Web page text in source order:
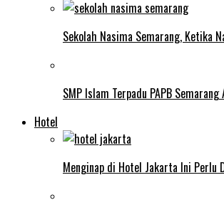
Sekolah Nasima Semarang, Ketika
SMP Islam Terpadu PAPB
Hotel
Menginap di Hotel Jakarta Ini Perlu